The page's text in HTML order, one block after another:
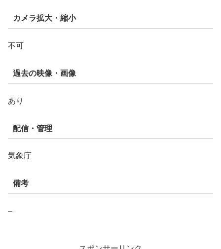
カメラ拡大・縮小
不可
過去の映像・画像
あり
配信・管理
気象庁
備考
–